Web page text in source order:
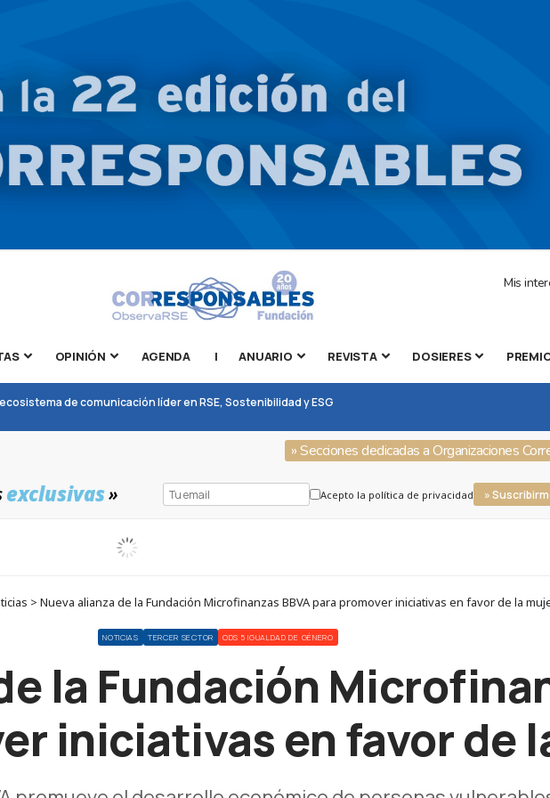
Mis
OPINIÓN AGENDA | ANUARIO REVISTA DOSIERES
de comunicación líder en RSE, Sostenibilidad y ESG
» Secciones dedicadas a Organizaciones
exclusivas» Acepto la política de privacidad »
> Nueva alianza de la Fundación Microfinanzas BBVA para promover iniciativas en favor de la
NOTICIAS TERCER SECTOR ODS 5 IGUALDAD DE GÉNERO
la Fundación
iniciativas en favor de